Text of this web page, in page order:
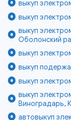
выкуп
выкуп
выкуп
Оболонский
выкуп
выкуп
выкуп
выкуп
Виноградарь,
автовыкуп